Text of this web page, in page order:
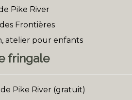
Pike River
Frontières
atelier pour enfants
fringale
Pike River (gratuit)